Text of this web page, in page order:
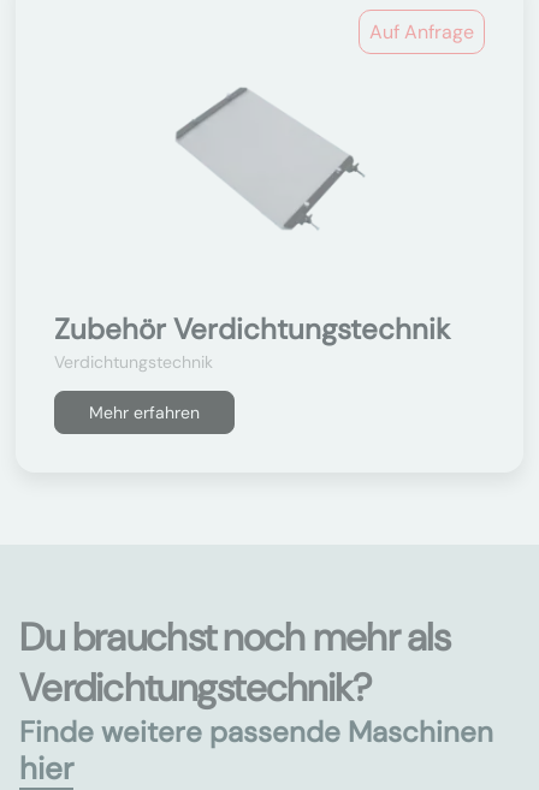
Auf Anfrage
Zubehör Verdichtungstechnik
Verdichtungstechnik
Mehr erfahren
Du brauchst noch mehr als
Verdichtungstechnik?
Finde weitere passende Maschinen
hier